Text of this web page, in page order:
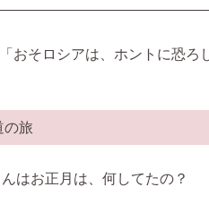
おそロシアは、ホントに恐ろ
の旅
んはお正月は、何してたの？